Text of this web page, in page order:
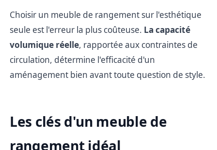
Décodage des tendances actuelles en
Questions fréquentes
Choisir un meuble de rangement sur l'esthétique
seule est l'erreur la plus coûteuse. La capacité
volumique réelle, rapportée aux contraintes de
circulation, détermine l'efficacité d'un
aménagement bien avant toute question de style.
Les clés d'un meuble de
rangement idéal